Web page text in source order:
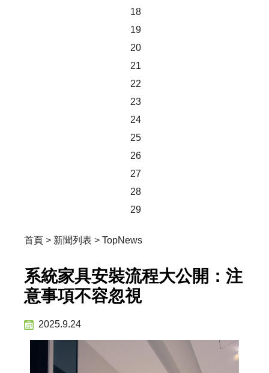
18
19
20
21
22
23
24
25
26
27
28
29
首頁 > 新聞列表 > TopNews
系統家具安裝流程大公開：注
意事項不容忽視
2025.9.24